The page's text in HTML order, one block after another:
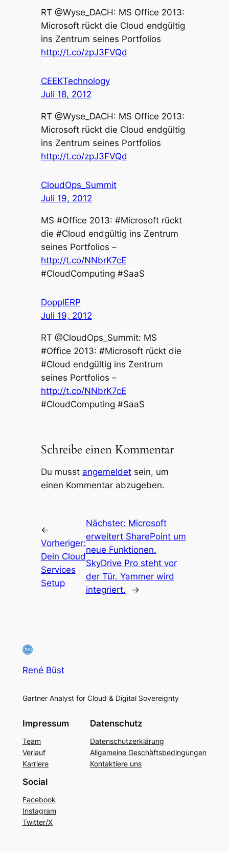
RT @Wyse_DACH: MS Office 2013:
Microsoft rückt die Cloud endgültig
ins Zentrum seines Portfolios
http://t.co/zpJ3FVQd
CEEKTechnology
Juli 18, 2012
RT @Wyse_DACH: MS Office 2013:
Microsoft rückt die Cloud endgültig
ins Zentrum seines Portfolios
http://t.co/zpJ3FVQd
CloudOps_Summit
Juli 19, 2012
MS #Office 2013: #Microsoft rückt
die #Cloud endgültig ins Zentrum
seines Portfolios –
http://t.co/NNbrK7cE
#CloudComputing #SaaS
DopplERP
Juli 19, 2012
RT @CloudOps_Summit: MS
#Office 2013: #Microsoft rückt die
#Cloud endgültig ins Zentrum
seines Portfolios –
http://t.co/NNbrK7cE
#CloudComputing #SaaS
Schreibe einen Kommentar
Du musst angemeldetsein, um
einen Kommentar abzugeben.
←
Vorheriger:
Dein Cloud
Services
Setup
Nächster: Microsoft
erweitert SharePoint um
neue Funktionen.
SkyDrive Pro steht vor
der Tür. Yammer wird
integriert.
→
René Büst
Gartner Analyst for Cloud & Digital Sovereignty
Impressum
Team
Verlauf
Karriere
Datenschutz
Datenschutzerklärung
Allgemeine Geschäftsbedingungen
Kontaktiere uns
Social
Facebook
Instagram
Twitter/X